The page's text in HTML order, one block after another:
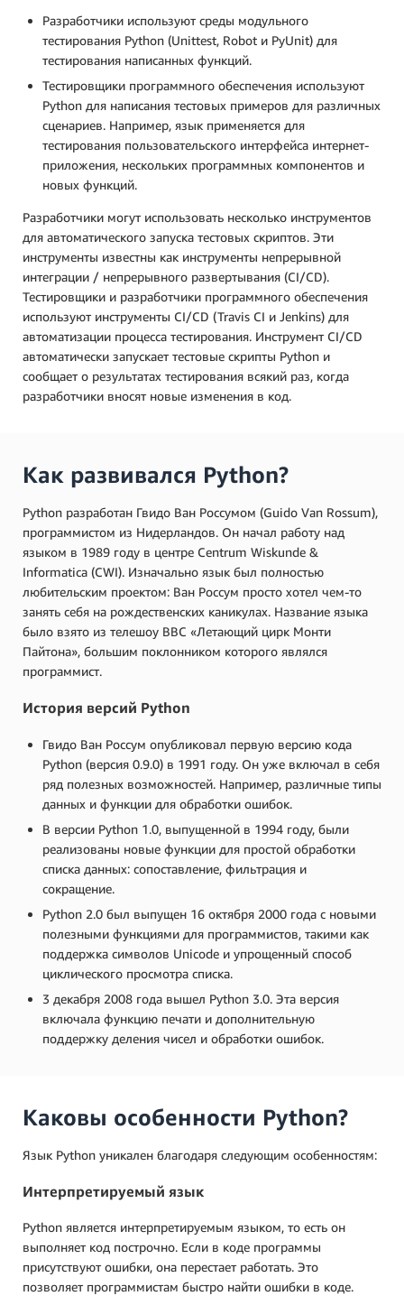
Разработчики используют среды модульного
тестирования Python (Unittest, Robot и PyUnit) для
тестирования написанных функций.
Тестировщики программного обеспечения используют
Python для написания тестовых примеров для различных
сценариев. Например, язык применяется для
тестирования пользовательского интерфейса интернет-
приложения, нескольких программных компонентов и
новых функций.
Разработчики могут использовать несколько инструментов
для автоматического запуска тестовых скриптов. Эти
инструменты известны как инструменты непрерывной
интеграции / непрерывного развертывания (CI/CD).
Тестировщики и разработчики программного обеспечения
используют инструменты CI/CD (Travis CI и Jenkins) для
автоматизации процесса тестирования. Инструмент CI/CD
автоматически запускает тестовые скрипты Python и
сообщает о результатах тестирования всякий раз, когда
разработчики вносят новые изменения в код.
Как развивался Python?
Python разработан Гвидо Ван Россумом (Guido Van Rossum),
программистом из Нидерландов. Он начал работу над
языком в 1989 году в центре Centrum Wiskunde &
Informatica (CWI). Изначально язык был полностью
любительским проектом: Ван Россум просто хотел чем-то
занять себя на рождественских каникулах. Название языка
было взято из телешоу BBC «Летающий цирк Монти
Пайтона», большим поклонником которого являлся
программист.
История версий Python
Гвидо Ван Россум опубликовал первую версию кода
Python (версия 0.9.0) в 1991 году. Он уже включал в себя
ряд полезных возможностей. Например, различные типы
данных и функции для обработки ошибок.
В версии Python 1.0, выпущенной в 1994 году, были
реализованы новые функции для простой обработки
списка данных: сопоставление, фильтрация и
сокращение.
Python 2.0 был выпущен 16 октября 2000 года с новыми
полезными функциями для программистов, такими как
поддержка символов Unicode и упрощенный способ
циклического просмотра списка.
3 декабря 2008 года вышел Python 3.0. Эта версия
включала функцию печати и дополнительную
поддержку деления чисел и обработки ошибок.
Каковы особенности Python?
Язык Python уникален благодаря следующим особенностям:
Интерпретируемый язык
Python является интерпретируемым языком, то есть он
выполняет код построчно. Если в коде программы
присутствуют ошибки, она перестает работать. Это
позволяет программистам быстро найти ошибки в коде.